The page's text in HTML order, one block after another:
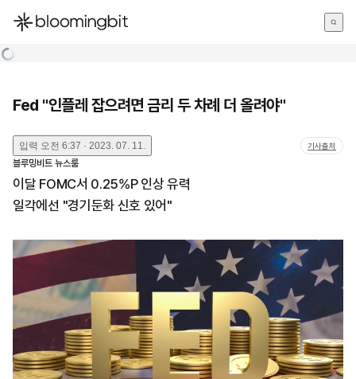
한국어
Fed "인플레 잡으려면 금리 두 차례 더 올려야"
입력 오전 6:37 · 2023. 07. 11. 기사출처
블루밍비트 뉴스룸
이달 FOMC서 0.25%P 인상 유력
일각에선 "경기둔화 신호 있어"